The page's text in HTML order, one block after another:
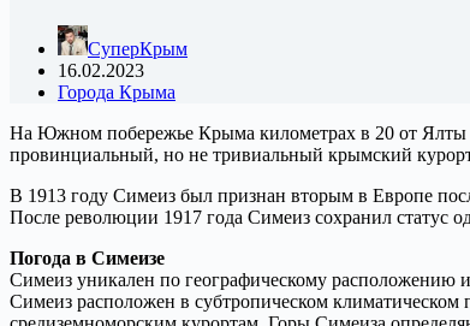
СуперКрым
16.02.2023
Города Крыма
На Южном побережье Крыма километрах в 20 от
провинциальный, но не тривиальный крымский
В 1913 году Симеиз был признан вторым в Европе
После революции 1917 года Симеиз сохранил статус
Погода в Симеизе
Симеиз уникален по географическому расположению
Симеиз расположен в субтропическом климатическом